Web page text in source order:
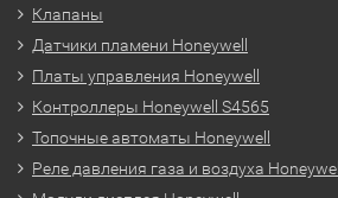
Клапаны
Датчики пламени Honeywell
Платы управления Honeywell
Контроллеры Honeywell S4565
Топочные автоматы Honeywell
Реле давления газа и воздуха Honeywell